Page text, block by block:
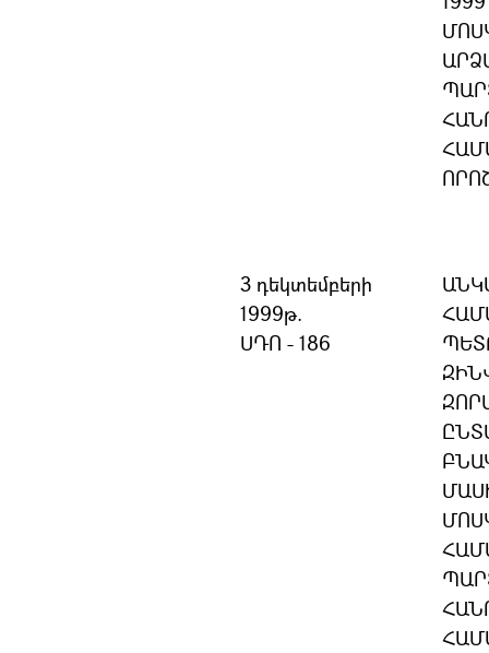
3 դեկտեմբերի
1999թ.
ՍԴՈ - 186